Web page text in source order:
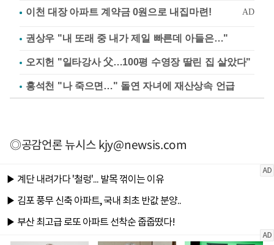
권상우 "내 또래 중 내가 제일 빠른데 아들은…"
오지헌 "일타강사 父…100평 수영장 딸린 집 살았다"
홍석천 "나 죽으면…" 돌연 자녀에 재산상속 언급
◎공감언론 뉴시스kjy@newsis.com